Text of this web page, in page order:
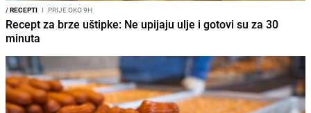
/RECEPTI I PRIJE OKO 9H
Recept za brze uštipke: Ne upijaju ulje i gotovi su za 30
minuta